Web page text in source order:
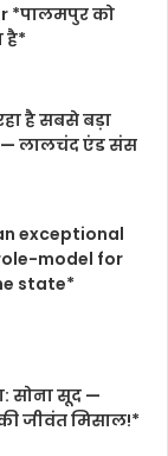
*पालमपुर को
है*
है सबसे बड़ा
— लालचंद एंड संस
exceptional
model for
state*
सोना सूद —
जीवंत मिसाल!*